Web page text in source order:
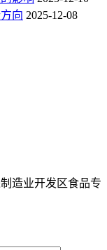
向 2025-12-08
造业开发区食品专